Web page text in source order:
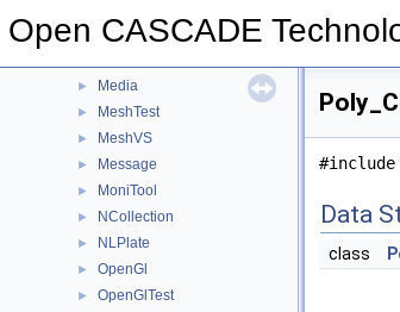
Open CASCADE
► MAT2d
► Media
► MeshTest
► MeshVS
► Message
► MoniTool
► NCollection
► NLPlate
► OpenGl
► OpenGlTest
#include
Data
class